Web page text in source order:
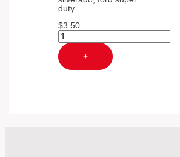
duty
$3.50
+